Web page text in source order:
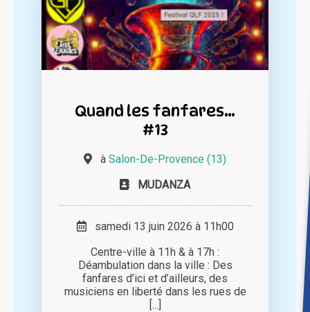
Quand les fanfares…
#13
à Salon-De-Provence (13)
MUDANZA
samedi 13 juin 2026 à 11h00
Centre-ville à 11h & à 17h :
Déambulation dans la ville : Des
fanfares d’ici et d’ailleurs, des
musiciens en liberté dans les rues de
[...]